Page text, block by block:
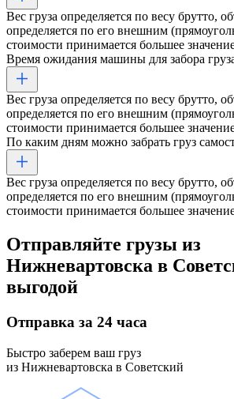
Вес груза определяется по весу брутто,
определяется по его внешним
стоимости принимается большее
Время ожидания машины для забора
Вес груза определяется по весу брутто,
определяется по его внешним
стоимости принимается большее
По каким дням можно забрать груз
Вес груза определяется по весу брутто,
определяется по его внешним
стоимости принимается большее
Отправляйте грузы из
Нижневартовска в
выгодой
Отправка за 24 часа
Быстро заберем ваш груз
из Нижневартовска в Советский